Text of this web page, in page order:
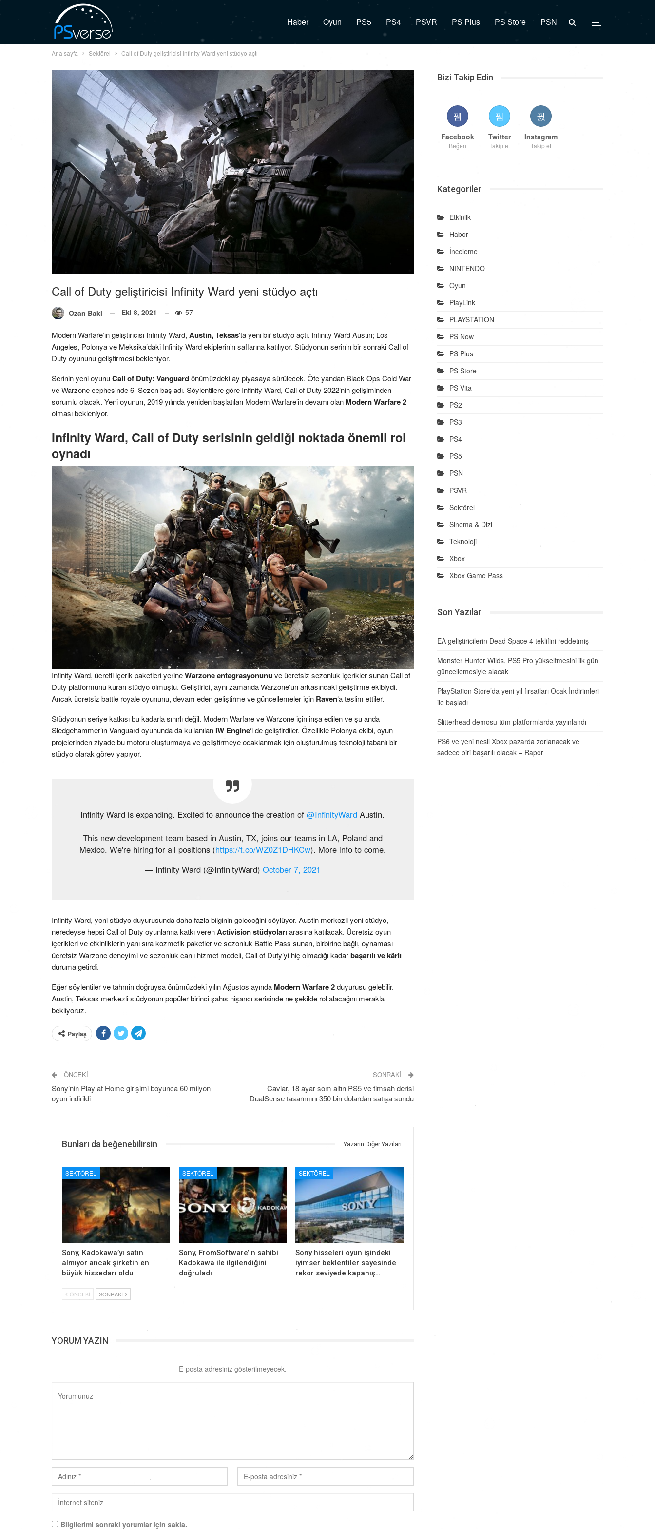
Haber Oyun PS5 PS4 PSVR PS Plus PS Store PSN
Ana sayfa Sektörel Call of Duty geliştiricisi Infinity Ward yeni stüdyo açtı
Call of Duty geliştiricisi Infinity Ward yeni stüdyo açtı
Ozan Baki Eki 8, 2021 57
Modern Warfare’in geliştiricisi Infinity Ward, Austin, Teksas‘ta yeni bir stüdyo açtı. Infinity Ward Austin; Los
Angeles, Polonya ve Meksika’daki Infinity Ward ekiplerinin saflarına katılıyor. Stüdyonun serinin bir sonraki Call of
Duty oyununu geliştirmesi bekleniyor.
Serinin yeni oyunuCall of Duty: Vanguardönümüzdeki ay piyasaya sürülecek. Öte yandan Black Ops Cold War
ve Warzone cephesinde 6. Sezon başladı. Söylentilere göre Infinity Ward, Call of Duty 2022’nin gelişiminden
sorumlu olacak. Yeni oyunun, 2019 yılında yeniden başlatılan Modern Warfare’in devamı olan Modern Warfare 2
olması bekleniyor.
Infinity Ward, Call of Duty serisinin geldiği noktada önemli rol
oynadı
Infinity Ward, ücretli içerik paketleri yerineWarzone entegrasyonunuve ücretsiz sezonluk içerikler sunan Call of
Duty platformunu kuran stüdyo olmuştu. Geliştirici, aynı zamanda Warzone’un arkasındaki geliştirme ekibiydi.
Ancak ücretsiz battle royale oyununu, devam eden geliştirme ve güncellemeler için Raven‘a teslim ettiler.
Stüdyonun seriye katkısı bu kadarla sınırlı değil. Modern Warfare ve Warzone için inşa edilen ve şu anda
Sledgehammer’ın Vanguard oyununda da kullanılan IW Engine‘i de geliştirdiler. Özellikle Polonya ekibi, oyun
projelerinden ziyade bu motoru oluşturmaya ve geliştirmeye odaklanmak için oluşturulmuş teknoloji tabanlı bir
stüdyo olarak görev yapıyor.
Infinity Ward is expanding. Excited to announce the creation of@InfinityWard Austin.
This new development team based in Austin, TX, joins our teams in LA, Poland and
Mexico. We're hiring for all positions (https://t.co/WZ0Z1DHKCw). More info to come.
— Infinity Ward (@InfinityWard) October 7, 2021
Infinity Ward, yeni stüdyo duyurusunda daha fazla bilginin geleceğini söylüyor. Austin merkezli yeni stüdyo,
neredeyse hepsi Call of Duty oyunlarına katkı verenActivision stüdyoları arasına katılacak. Ücretsiz oyun
içerikleri ve etkinliklerin yanı sıra kozmetik paketler ve sezonluk Battle Pass sunan, birbirine bağlı, oynaması
ücretsiz Warzone deneyimi ve sezonluk canlı hizmet modeli, Call of Duty’yi hiç olmadığı kadarbaşarılı ve kârlı
duruma getirdi.
Eğer söylentiler ve tahmin doğruysa önümüzdeki yılın Ağustos ayında Modern Warfare 2duyurusu gelebilir.
Austin, Teksas merkezli stüdyonun popüler birinci şahıs nişancı serisinde ne şekilde rol alacağını merakla
bekliyoruz.
Paylaş
ÖNCEKI
Sony’nin Play at Home girişimi boyunca 60 milyon
oyun indirildi
SONRAKI
Caviar, 18 ayar som altın PS5 ve timsah derisi
DualSense tasarımını 350 bin dolardan satışa sundu
Bunları da beğenebilirsin Yazarın Diğer Yazıları
SEKTÖREL
Sony, Kadokawa’yı satın
almıyor ancak şirketin en
büyük hissedarı oldu
SEKTÖREL
Sony, FromSoftware’in sahibi
Kadokawa ile ilgilendiğini
doğruladı
SEKTÖREL
Sony hisseleri oyun işindeki
iyimser beklentiler sayesinde
rekor seviyede kapanış…
ÖNCEKI SONRAKI
YORUM YAZIN
E-posta adresiniz gösterilmeyecek.
Bilgilerimi sonraki yorumlar için sakla.
Bizi Takip Edin
Facebook
Beğen
Twitter
Takip et
Instagram
Takip et
Kategoriler
Etkinlik
Haber
İnceleme
NINTENDO
Oyun
PlayLink
PLAYSTATION
PS Now
PS Plus
PS Store
PS Vita
PS2
PS3
PS4
PS5
PSN
PSVR
Sektörel
Sinema & Dizi
Teknoloji
Xbox
Xbox Game Pass
Son Yazılar
EA geliştiricilerin Dead Space 4 teklifini reddetmiş
Monster Hunter Wilds, PS5 Pro yükseltmesini ilk gün
güncellemesiyle alacak
PlayStation Store’da yeni yıl fırsatları Ocak İndirimleri
ile başladı
Slitterhead demosu tüm platformlarda yayınlandı
PS6 ve yeni nesil Xbox pazarda zorlanacak ve
sadece biri başarılı olacak – Rapor